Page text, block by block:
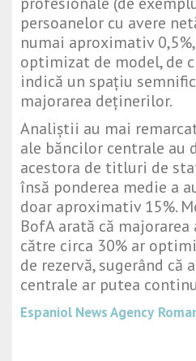
persoanelor cu avere
numai aproximativ
optimizat de model, de
indică un spațiu
majorarea deținerilor.
Analiștii au mai
ale băncilor centrale au
acestora de titluri de
însă ponderea medie a
doar aproximativ 15%.
BofA arată că
către circa 30% ar
de rezervă, sugerând
centrale ar putea
Espaniol News Agency